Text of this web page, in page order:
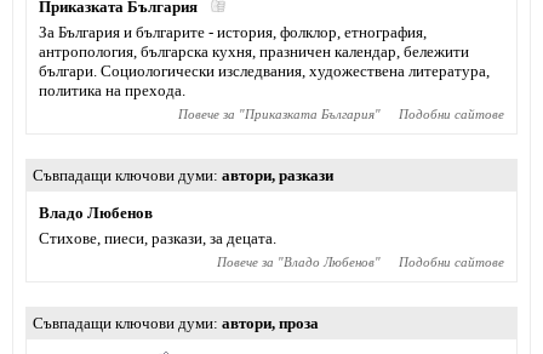
Приказката България
За България и българите - история, фолклор, етнография,
антропология, българска кухня, празничен календар, бележити
българи. Социологически изследвания, художествена литература,
политика на прехода.
Повече за "Приказката България" Подобни сайтове
Съвпадащи ключови думи автори, разкази
Владо Любенов
Стихове, пиеси, разкази, за децата.
Повече за "Владо Любенов" Подобни сайтове
Съвпадащи ключови думи автори, проза